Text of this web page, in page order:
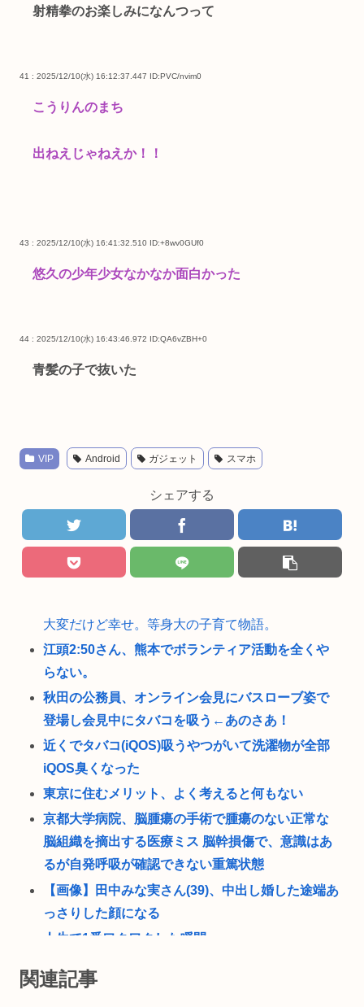
射精拳のお楽しみになんつって
41 : 2025/12/10(水) 16:12:37.447 ID:PVC/nvim0
こうりんのまち
出ねえじゃねえか！！
43 : 2025/12/10(水) 16:41:32.510 ID:+8wv0GUf0
悠久の少年少女なかなか面白かった
44 : 2025/12/10(水) 16:43:46.972 ID:QA6vZBH+0
青髪の子で抜いた
VIP Android ガジェット スマホ
シェアする
大変だけど幸せ。等身大の子育て物語。
江頭2:50さん、熊本でボランティア活動を全くや
らない。
秋田の公務員、オンライン会見にバスローブ姿で
登場し会見中にタバコを吸う←あのさあ！
近くでタバコ(iQOS)吸うやつがいて洗濯物が全部
iQOS臭くなった
東京に住むメリット、よく考えると何もない
京都大学病院、脳腫瘍の手術で腫瘍のない正常な
脳組織を摘出する医療ミス 脳幹損傷で、意識はあ
るが自発呼吸が確認できない重篤状態
【画像】田中みな実さん(39)、中出し婚した途端あ
っさりした顔になる
人生で1番ワクワクした瞬間
ング 5位は埼玉県川口市、4位京都市
関連記事